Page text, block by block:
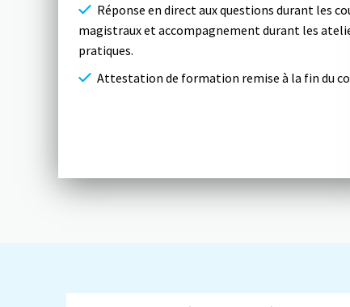
Réponse en direct aux questions durant les
magistraux et accompagnement durant les
pratiques.
Attestation de formation remise à la fin du